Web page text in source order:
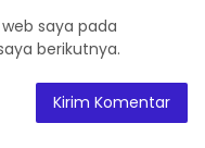
saya pada
berikutnya.